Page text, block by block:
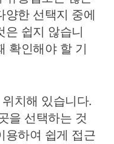
양한 선택지 중에
은 쉽지 않습니
확인해야 할 기
치해 있습니다.
을 선택하는 것
용하여 쉽게 접근